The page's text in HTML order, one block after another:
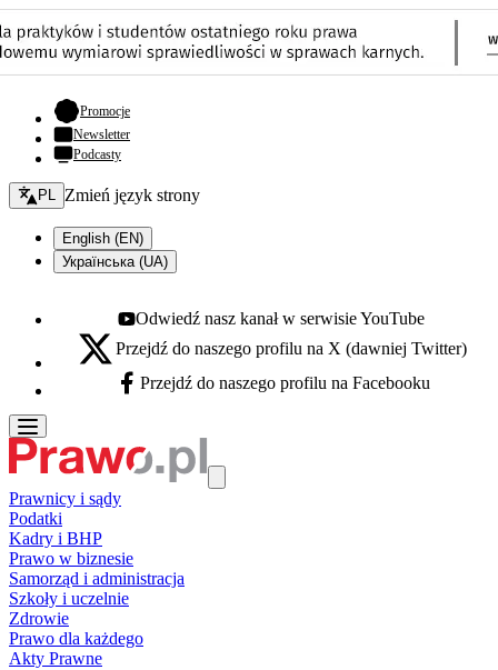
Promocje- otwiera się w nowej karcie
Newsletter
Podcasty
Zmień język - bieżący:
PL Zmień język strony
English (EN)
Українська (UA)
Youtube - otwiera się w nowej karcie
Odwiedź nasz kanał w serwisie YouTube
X - otwiera się w nowej karcie
Przejdź do naszego profilu na X (dawniej Twitter)
Facebook - otwiera się w nowej karcie
Przejdź do naszego profilu na Facebooku
Prawnicy i sądy
Podatki
Kadry i BHP
Prawo w biznesie
Samorząd i administracja
Szkoły i uczelnie
Zdrowie
Prawo dla każdego
Akty Prawne